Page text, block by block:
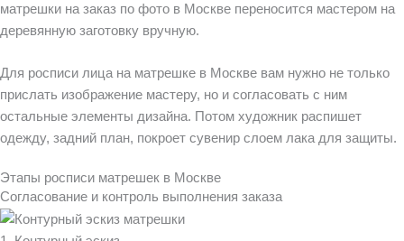
матрешки на заказ по фото в Москве переносится мастером на
деревянную заготовку вручную.
Для росписи лица на матрешке в Москве вам нужно не только
прислать изображение мастеру, но и согласовать с ним
остальные элементы дизайна. Потом художник распишет
одежду, задний план, покроет сувенир слоем лака для защиты.
Этапы росписи матрешек в Москве
Согласование и контроль выполнения заказа